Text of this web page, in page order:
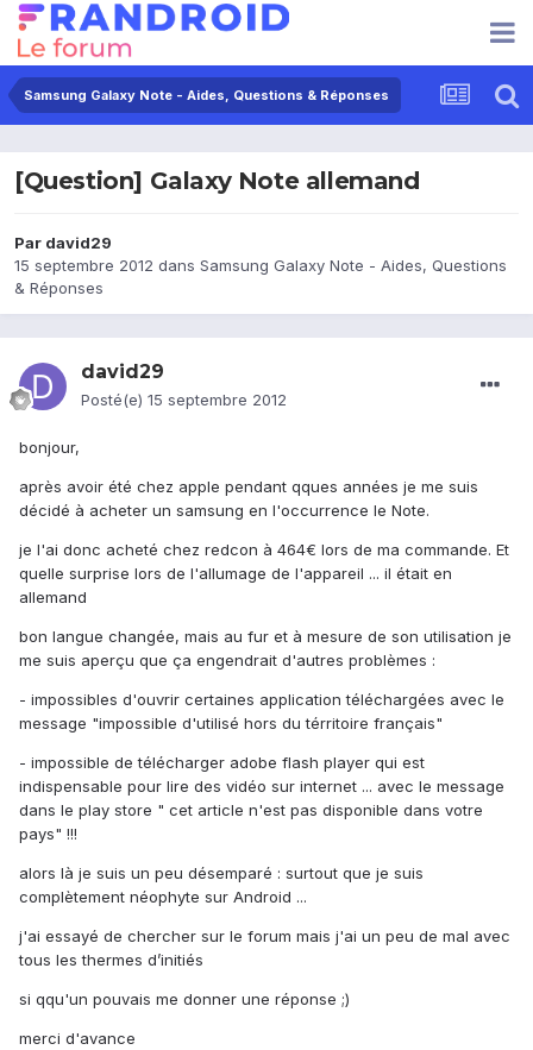
Samsung Galaxy Note - Aides, Questions & Réponses
[Question] Galaxy Note allemand
Par david29
15 septembre 2012 dans Samsung Galaxy Note - Aides, Questions
& Réponses
david29
Posté(e) 15 septembre 2012
bonjour,
après avoir été chez apple pendant qques années je me suis
décidé à acheter un samsung en l'occurrence le Note.
je l'ai donc acheté chez redcon à 464€ lors de ma commande. Et
quelle surprise lors de l'allumage de l'appareil ... il était en
allemand
bon langue changée, mais au fur et à mesure de son utilisation je
me suis aperçu que ça engendrait d'autres problèmes :
- impossibles d'ouvrir certaines application téléchargées avec le
message "impossible d'utilisé hors du térritoire français"
- impossible de télécharger adobe flash player qui est
indispensable pour lire des vidéo sur internet ... avec le message
dans le play store " cet article n'est pas disponible dans votre
pays" !!!
alors là je suis un peu désemparé : surtout que je suis
complètement néophyte sur Android ...
j'ai essayé de chercher sur le forum mais j'ai un peu de mal avec
tous les thermes d’initiés
si qqu'un pouvais me donner une réponse ;)
merci d'avance